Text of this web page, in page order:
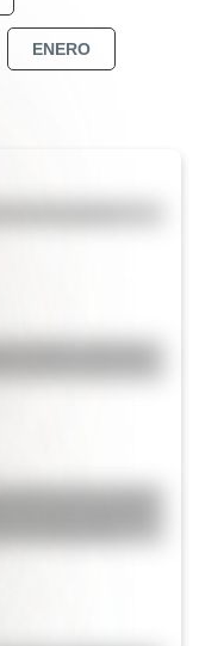
ENERO
del Tuyú: conocé
de Argentina